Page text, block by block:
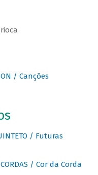
/ Canções
/ Futuras
CORDAS / Cor da Corda